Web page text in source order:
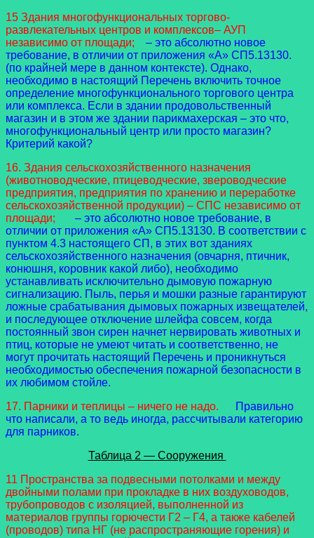
15 Здания многофункциональных торгово-
развлекательных центров и комплексов– АУП
независимо от площади;
– это абсолютно новое
требование, в отличии от приложения «А» СП5.13130.
(по крайней мере в данном контексте). Однако,
необходимо в настоящий Перечень включить точное
определение многофункционального торгового центра
или комплекса. Если в здании продовольственный
магазин и в этом же здании парикмахерская – это что,
многофункциональный центр или просто магазин?
Критерий какой?
16. Здания сельскохозяйственного назначения
(животноводческие, птицеводческие, звероводческие
предприятия, предприятия по хранению и переработке
сельскохозяйственной продукции) – СПС независимо от
площади;
– это абсолютно новое требование, в
отличии от приложения «А» СП5.13130. В соответствии с
пунктом 4.3 настоящего СП, в этих вот зданиях
сельскохозяйственного назначения (овчарня, птичник,
конюшня, коровник какой либо), необходимо
устанавливать исключительно дымовую пожарную
сигнализацию. Пыль, перья и мошки разные гарантируют
ложные срабатывания дымовых пожарных извещателей,
и последующее отключение шлейфа совсем, когда
постоянный звон сирен начнет нервировать животных и
птиц, которые не умеют читать и соответственно, не
могут прочитать настоящий Перечень и проникнуться
необходимостью обеспечения пожарной безопасности в
их любимом стойле.
17. Парники и теплицы – ничего не надо.
Правильно
что написали, а то ведь иногда, рассчитывали категорию
для парников.
Таблица 2 — Сооружения
11 Пространства за подвесными потолками и между
двойными полами при прокладке в них воздуховодов,
трубопроводов с изоляцией, выполненной из
материалов группы горючести Г2 – Г4, а также кабелей
(проводов) типа НГ (не распространяющие горения) и